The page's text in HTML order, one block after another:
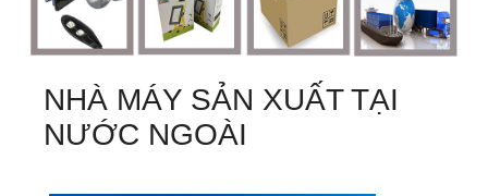
NHÀ MÁY SẢN XUẤT TẠI
NƯỚC NGOÀI